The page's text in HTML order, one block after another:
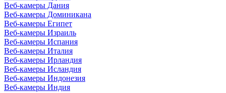
Веб-камеры Дания
Веб-камеры Доминикана
Веб-камеры Египет
Веб-камеры Израиль
Веб-камеры Испания
Веб-камеры Италия
Веб-камеры Ирландия
Веб-камеры Исландия
Веб-камеры Индонезия
Веб-камеры Индия